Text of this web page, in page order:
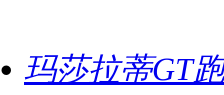
玛莎拉蒂GT